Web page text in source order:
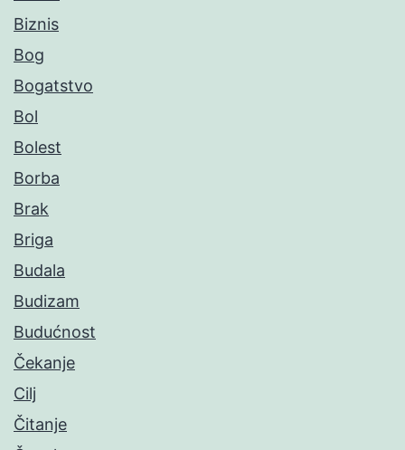
Biznis
Bog
Bogatstvo
Bol
Bolest
Borba
Brak
Briga
Budala
Budizam
Budućnost
Čekanje
Cilj
Čitanje